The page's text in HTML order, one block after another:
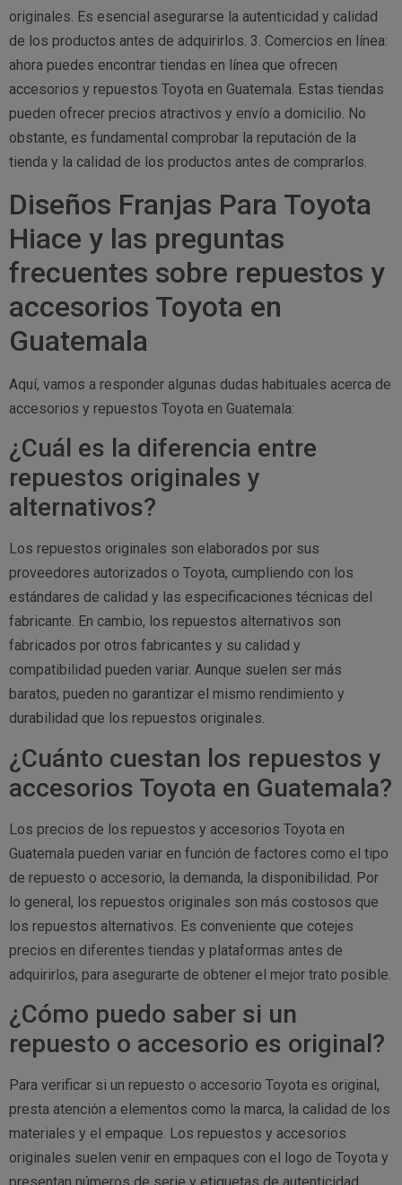
originales. Es esencial asegurarse la autenticidad y calidad
de los productos antes de adquirirlos. 3. Comercios en línea:
ahora puedes encontrar tiendas en línea que ofrecen
accesorios y repuestos Toyota en Guatemala. Estas tiendas
pueden ofrecer precios atractivos y envío a domicilio. No
obstante, es fundamental comprobar la reputación de la
tienda y la calidad de los productos antes de comprarlos.
Diseños Franjas Para Toyota
Hiace y las preguntas
frecuentes sobre repuestos y
accesorios Toyota en
Guatemala
Aquí, vamos a responder algunas dudas habituales acerca de
accesorios y repuestos Toyota en Guatemala:
¿Cuál es la diferencia entre
repuestos originales y
alternativos?
Los repuestos originales son elaborados por sus
proveedores autorizados o Toyota, cumpliendo con los
estándares de calidad y las especificaciones técnicas del
fabricante. En cambio, los repuestos alternativos son
fabricados por otros fabricantes y su calidad y
compatibilidad pueden variar. Aunque suelen ser más
baratos, pueden no garantizar el mismo rendimiento y
durabilidad que los repuestos originales.
¿Cuánto cuestan los repuestos y
accesorios Toyota en Guatemala?
Los precios de los repuestos y accesorios Toyota en
Guatemala pueden variar en función de factores como el tipo
de repuesto o accesorio, la demanda, la disponibilidad. Por
lo general, los repuestos originales son más costosos que
los repuestos alternativos. Es conveniente que cotejes
precios en diferentes tiendas y plataformas antes de
adquirirlos, para asegurarte de obtener el mejor trato posible.
¿Cómo puedo saber si un
repuesto o accesorio es original?
Para verificar si un repuesto o accesorio Toyota es original,
presta atención a elementos como la marca, la calidad de los
materiales y el empaque. Los repuestos y accesorios
originales suelen venir en empaques con el logo de Toyota y